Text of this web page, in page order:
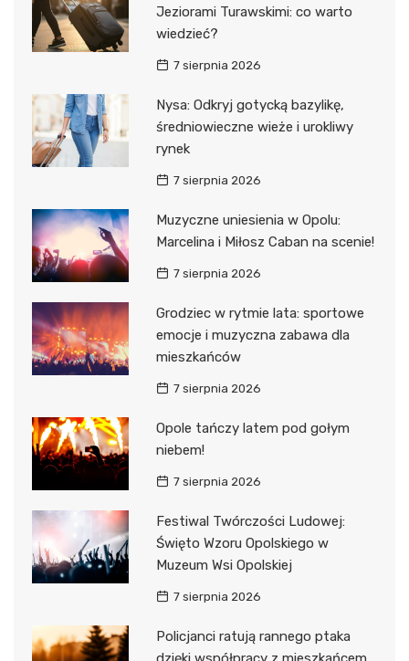
Jeziorami Turawskimi: co warto
wiedzieć?
7 sierpnia 2026
Nysa: Odkryj gotycką bazylikę,
średniowieczne wieże i urokliwy
rynek
7 sierpnia 2026
Muzyczne uniesienia w Opolu:
Marcelina i Miłosz Caban na scenie!
7 sierpnia 2026
Grodziec w rytmie lata: sportowe
emocje i muzyczna zabawa dla
mieszkańców
7 sierpnia 2026
Opole tańczy latem pod gołym
niebem!
7 sierpnia 2026
Festiwal Twórczości Ludowej:
Święto Wzoru Opolskiego w
Muzeum Wsi Opolskiej
7 sierpnia 2026
Policjanci ratują rannego ptaka